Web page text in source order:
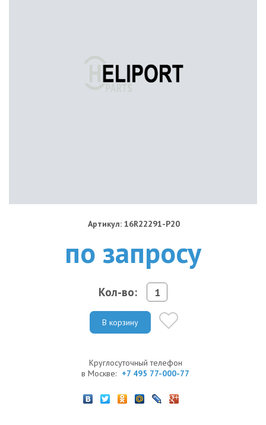
Артикул: 16R22291-P20
по запросу
Кол-во:
В корзину
Круглосуточный телефон
в Москве: +7 495 77-000-77